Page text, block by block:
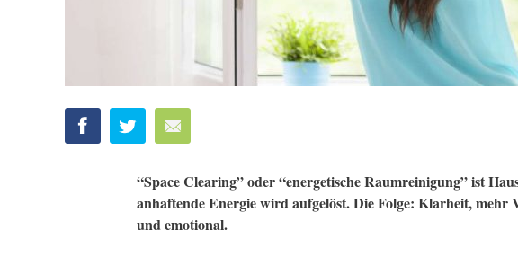
“Space Clearing” oder “energetische Raumreinigung” ist
anhaftende Energie wird aufgelöst. Die Folge: Klarheit,
und emotional.